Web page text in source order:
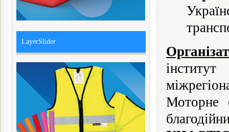
Моторне
LayerSlider